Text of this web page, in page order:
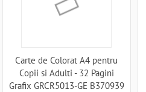
Carte de Colorat A4 pentru
Copii si Adulti - 32 Pagini
Grafix GRCR5013-GE B370939